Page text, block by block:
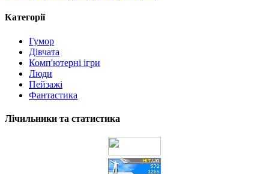
Категорії
Гумор
Дівчата
Комп'ютерні ігри
Люди
Пейзажі
Фантастика
Лічильники та статистика